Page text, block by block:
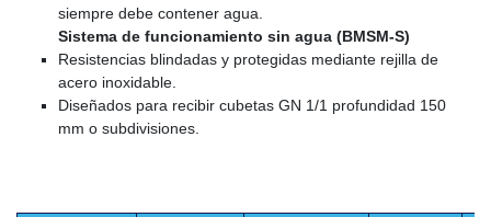
siempre debe contener agua.
Sistema de funcionamiento sin agua (BMSM-S)
Resistencias blindadas y protegidas mediante rejilla de
acero inoxidable.
Diseñados para recibir cubetas GN 1/1 profundidad 150
mm o subdivisiones.